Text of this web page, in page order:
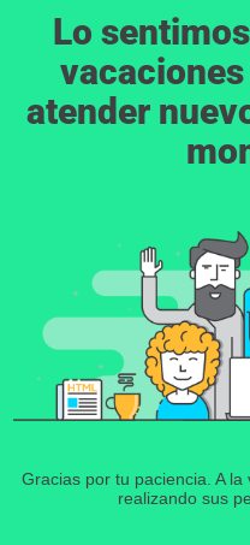
Lo
atender
Gracias por tu paciencia. A
realizando sus